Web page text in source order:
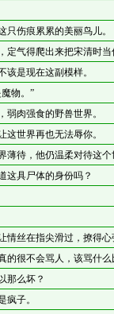
只伤痕累累的美丽鸟儿。
定气得爬出来把宋清时
该是现在这副模样。
物。”
弱肉强食的野兽世界。
这世界再也无法辱你。
薄待，他仍温柔对待这个
这具尸体的身份吗？
情丝在指尖滑过，撩得
的很不会骂人，该骂什么
那么坏？
疯子。